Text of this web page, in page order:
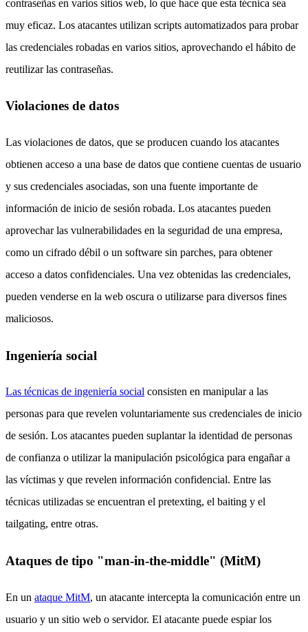
contraseñas en varios sitios web, lo que hace que esta técnica sea
muy eficaz. Los atacantes utilizan scripts automatizados para probar
las credenciales robadas en varios sitios, aprovechando el hábito de
reutilizar las contraseñas.
Violaciones de datos
Las violaciones de datos, que se producen cuando los atacantes
obtienen acceso a una base de datos que contiene cuentas de usuario
y sus credenciales asociadas, son una fuente importante de
información de inicio de sesión robada. Los atacantes pueden
aprovechar las vulnerabilidades en la seguridad de una empresa,
como un cifrado débil o un software sin parches, para obtener
acceso a datos confidenciales. Una vez obtenidas las credenciales,
pueden venderse en la web oscura o utilizarse para diversos fines
maliciosos.
Ingeniería social
Las técnicas de ingeniería social consisten en manipular a las
personas para que revelen voluntariamente sus credenciales de inicio
de sesión. Los atacantes pueden suplantar la identidad de personas
de confianza o utilizar la manipulación psicológica para engañar a
las víctimas y que revelen información confidencial. Entre las
técnicas utilizadas se encuentran el pretexting, el baiting y el
tailgating, entre otras.
Ataques de tipo "man-in-the-middle" (MitM)
En un ataque MitM, un atacante intercepta la comunicación entre un
usuario y un sitio web o servidor. El atacante puede espiar los